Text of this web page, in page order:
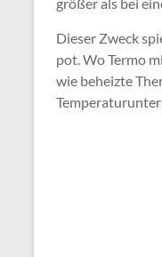
Dieser Zweck
pot. Wo Termo
wie beheizte